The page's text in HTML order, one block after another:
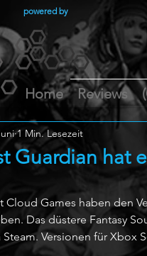
powered by
Home Reviews
Guardian hat
1 Min. Lesezeit
Cloud Games haben den
Das düstere Fantasy
Steam. Versionen für